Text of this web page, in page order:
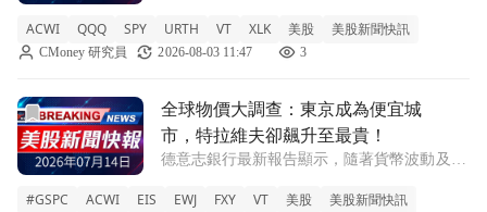
勢的明顯變化。 ACWI +0.49% QQQ +0.65%
SPY +0.72% URTH +0.19% VT +0.
ACWI QQQ SPY URTH VT XLK 美股 美股新聞快訊
CMoney 研究員 2026-08-03 11:47 3
前往全球物價大調查：東京成為便宜城市，特拉維夫卻飆升
全球物價大調查：東京成為便宜城
市，特拉維夫卻飆升至最貴！
德意志銀行最新報告顯示，隨著貨幣波動及地
化，東京價格驟降，而特拉維夫則成為全球最
#GSPC ACWI EIS EWJ FXY VT 美股 美股新聞快訊